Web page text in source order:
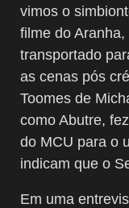
vimos o
filme do
transportado
as cenas pós
Toomes de
como Abutre,
do MCU para o
indicam que o
Em uma